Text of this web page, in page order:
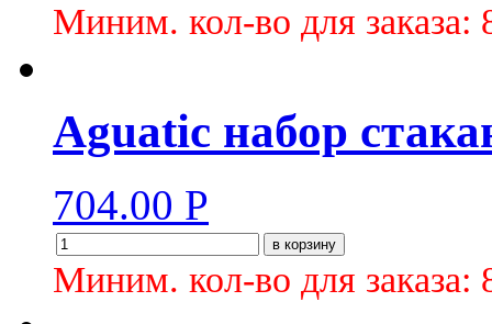
Миним. кол-во для заказа:
Aguatiс набор
704.00 Р
в корзину
Миним. кол-во для заказа: